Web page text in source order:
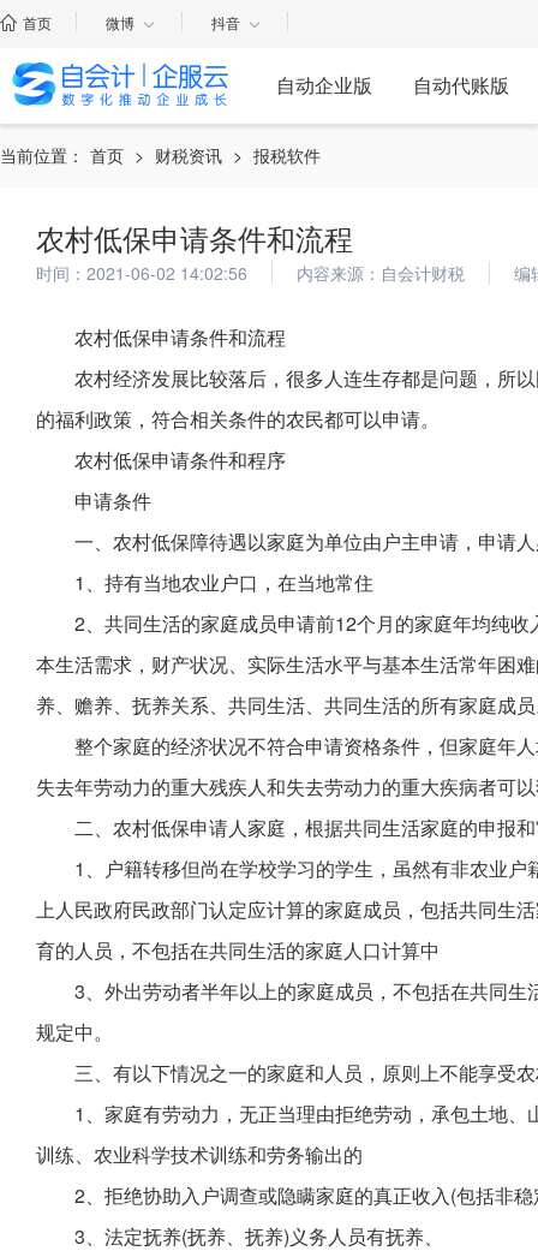
首页 微博 抖音
自动企业版 自动代账版
当前位置： 首页 > 财税资讯 > 报税软件
农村低保申请条件和流程
时间：2021-06-02 14:02:56 内容来源：自会计财税 编
农村低保申请条件和流程
农村经济发展比较落后，很多人连生存都是问题，所
的福利政策，符合相关条件的农民都可以申请。
农村低保申请条件和程序
申请条件
一、农村低保障待遇以家庭为单位由户主申请，申请
1、持有当地农业户口，在当地常住
2、共同生活的家庭成员申请前12个月的家庭年均纯
本生活需求，财产状况、实际生活水平与基本生活常年困
养、赡养、抚养关系、共同生活、共同生活的所有家庭成
整个家庭的经济状况不符合申请资格条件，但家庭年
失去年劳动力的重大残疾人和失去劳动力的重大疾病者可
二、农村低保申请人家庭，根据共同生活家庭的申报
1、户籍转移但尚在学校学习的学生，虽然有非农业
上人民政府民政部门认定应计算的家庭成员，包括共同生
育的人员，不包括在共同生活的家庭人口计算中
3、外出劳动者半年以上的家庭成员，不包括在共同
规定中。
三、有以下情况之一的家庭和人员，原则上不能享受
1、家庭有劳动力，无正当理由拒绝劳动，承包土地
训练、农业科学技术训练和劳务输出的
2、拒绝协助入户调查或隐瞒家庭的真正收入(包括非
3、法定抚养(抚养、抚养)义务人员有抚养、